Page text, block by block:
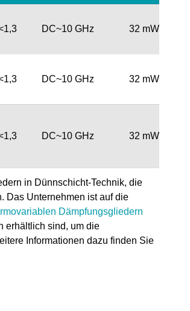
DC~10 GHz 32 mW
DC~10 GHz 32 mW
DC~10 GHz 32 mW
in Dünnschicht-Technik, die
Das Unternehmen ist auf die
Dämpfungsgliedern
erhältlich sind, um die
Informationen dazu finden Sie